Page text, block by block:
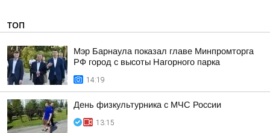
ТОП
Мэр Барнаула показал главе Минпромторга
РФ город с высоты Нагорного парка
14:19
День физкультурника с МЧС России
13:15